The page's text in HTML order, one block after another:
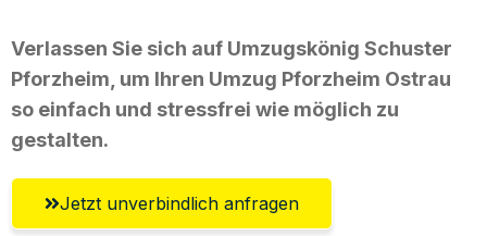
Verlassen Sie sich auf Umzugskönig Schuster
Pforzheim, um Ihren Umzug Pforzheim Ostrau
so einfach und stressfrei wie möglich zu
gestalten.
Jetzt unverbindlich anfragen